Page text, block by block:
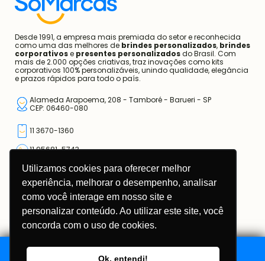
Utilizamos cookies para oferecer melhor
experiência, melhorar o desempenho, analisar
como você interage em nosso site e
personalizar conteúdo. Ao utilizar este site, você
concorda com o uso de cookies.
Ok, entendi!
Desde 1991, a empresa mais premiada do setor e reconhecida
como uma das melhores de brindes personalizados, brindes
corporativose presentes personalizadosdo Brasil. Com
mais de 2.000 opções criativas, traz inovações como kits
corporativos 100% personalizáveis, unindo qualidade, elegância
e prazos rápidos para todo o país.
Alameda Arapoema, 208 - Tamboré - Barueri - SP
CEP: 06460-080
11 3670-1360
11 95681-5743
atendimento@somarcas.com.br
Mais do que Brindes, Presentes Corporativos!
SO MARCAS COMERCIAL LTDA.
CNPJ: 67.308.981/0001-00